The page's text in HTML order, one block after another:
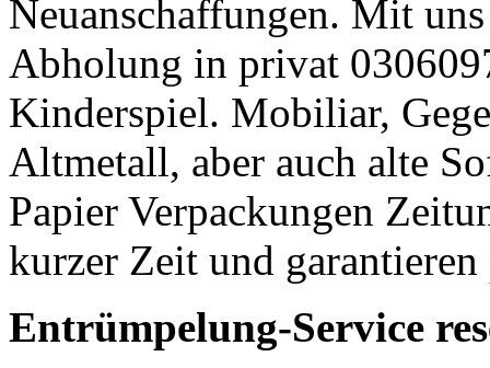
Neuanschaffungen. Mit
Abholung in privat
Kinderspiel. Mobiliar,
Altmetall, aber auch alte
Papier Verpackungen
kurzer Zeit und
Entrümpelung-Service